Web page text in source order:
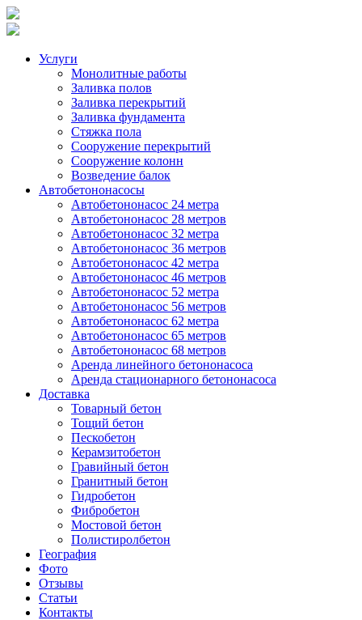
Услуги
Монолитные работы
Заливка полов
Заливка перекрытий
Заливка фундамента
Стяжка пола
Сооружение перекрытий
Сооружение колонн
Возведение балок
Автобетононасосы
Автобетононасос 24 метра
Автобетононасос 28 метров
Автобетононасос 32 метра
Автобетононасос 36 метров
Автобетононасос 42 метра
Автобетононасос 46 метров
Автобетононасос 52 метра
Автобетононасос 56 метров
Автобетононасос 62 метра
Автобетононасос 65 метров
Автобетононасос 68 метров
Аренда линейного бетононасоса
Аренда стационарного бетононасоса
Доставка
Товарный бетон
Тощий бетон
Пескобетон
Керамзитобетон
Гравийный бетон
Гранитный бетон
Гидробетон
Фибробетон
Мостовой бетон
Полистиролбетон
География
Фото
Отзывы
Статьи
Контакты